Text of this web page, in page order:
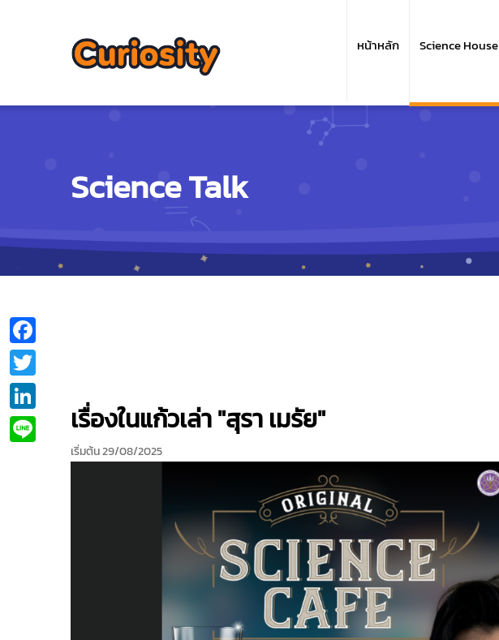
navigation
หน้าหลัก Science House
Science Talk
เรื่องในแก้วเล่า "สุรา เมรัย"
เริ่มต้น 29/08/2025